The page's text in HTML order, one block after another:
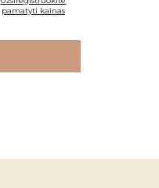
pamatyti kainas